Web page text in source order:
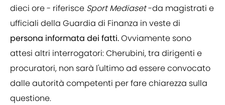
dieci ore - riferisce Sport Mediaset-da magistrati e
ufficiali della Guardia di Finanza in veste di
persona informata dei fatti.Ovviamente sono
attesi altri interrogatori: Cherubini, tra dirigenti e
procuratori, non sarà l'ultimo ad essere convocato
dalle autorità competenti per fare chiarezza sulla
questione.